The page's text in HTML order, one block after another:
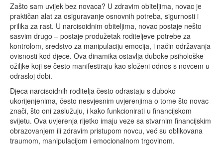
Zašto sam uvijek bez novaca? U zdravim obiteljima, novac je
praktičan alat za osiguravanje osnovnih potreba, sigurnosti i
prilika za rast. U narcisoidnim obiteljima, novac postaje nešto
sasvim drugo – postaje produžetak roditeljeve potrebe za
kontrolom, sredstvo za manipulaciju emocija, i način održavanja
ovisnosti kod djece. Ova dinamika ostavlja duboke psihološke
ožiljke koji se često manifestiraju kao složeni odnos s novcem u
odrasloj dobi.
Djeca narcisoidnih roditelja često odrastaju s duboko
ukorijenjenima, često nesvjesnim uvjerenjima o tome što novac
znači, što oni zaslužuju, i kako funkcionirati u financijskom
svijetu. Ova uvjerenja rijetko imaju veze sa stvarnim financijskim
obrazovanjem ili zdravim pristupom novcu, već su oblikovana
traumom, manipulacijom i emocionalnom trgovinom.